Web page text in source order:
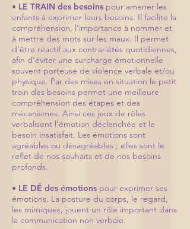
• LE TRAIN des besoins pour amener les
enfants à exprimer leurs besoins. Il facilite la
compréhension, l‘importance à nommer et
à mettre des mots sur les maux. Il permet
d’être réactif aux contrariétés quotidiennes,
afin d’éviter une surcharge émotionnelle
souvent porteuse de violence verbale et/ou
physique. Par des mises en situation le petit
train des besoins permet une meilleure
compréhension des étapes et des
mécanismes. Ainsi ces jeux de rôles
verbalisent l’émotion déclenchée et le
besoin insatisfait. Les émotions sont
agréables ou désagréables ; elles sont le
reflet de nos souhaits et de nos besoins
profonds.
• LE DÉ des émotions pour exprimer ses
émotions. La posture du corps, le regard,
les mimiques, jouent un rôle important dans
la communication non verbale.